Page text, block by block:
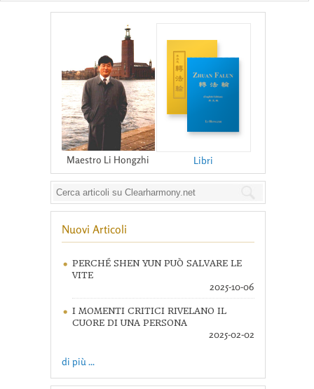
Maestro Li Hongzhi Libri
Nuovi Articoli
PERCHÉ SHEN YUN PUÒ SALVARE LE
VITE
2025-10-06
I MOMENTI CRITICI RIVELANO IL
CUORE DI UNA PERSONA
2025-02-02
di più ...